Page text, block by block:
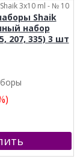
3х10 ml - № 10
Shaik
набор
207, 335) 3 шт